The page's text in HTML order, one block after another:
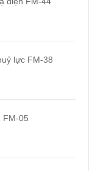
lực FM-38
FM-05